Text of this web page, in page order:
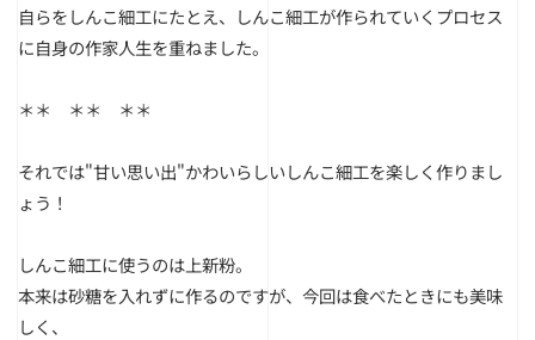
自らをしんこ細工にたとえ、しんこ細工が作られていくプロセス
に自身の作家人生を重ねました。
＊＊ ＊＊ ＊＊
それでは"甘い思い出"かわいらしいしんこ細工を楽しく作りまし
ょう！
しんこ細工に使うのは上新粉。
本来は砂糖を入れずに作るのですが、今回は食べたときにも美味
しく、